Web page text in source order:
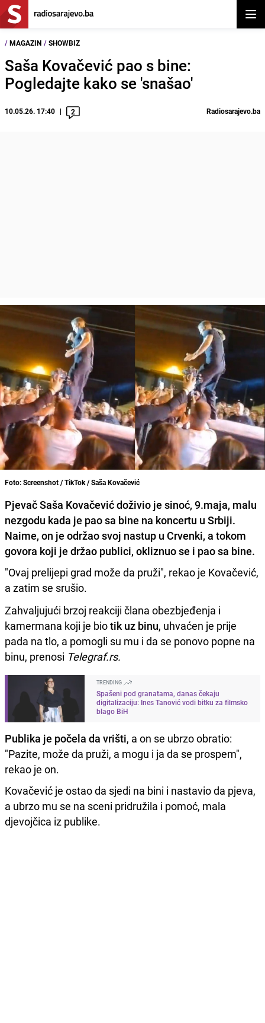
/ MAGAZIN / SHOWBIZ
Saša Kovačević pao s bine:
Pogledajte kako se 'snašao'
10.05.26. 17:40 2 Radiosarajevo.ba
Foto: Screenshot / TikTok / Saša Kovačević
Pjevač Saša Kovačević doživio je sinoć, 9.maja, malu
nezgodu kada je pao sa bine na koncertu u Srbiji.
Naime, on je održao svoj nastup u Crvenki, a tokom
govora koji je držao publici, okliznuo se i pao sa bine.
"Ovaj prelijepi grad može da pruži", rekao je Kovačević,
a zatim se srušio.
Zahvaljujući brzoj reakciji člana obezbjeđenja i
kamermana koji je biotik uz binu, uhvaćen je prije
pada na tlo, a pomogli su mu i da se ponovo popne na
binu, prenosi Telegraf.rs.
TRENDING
Spašeni pod granatama, danas čekaju
digitalizaciju: Ines Tanović vodi bitku za filmsko
blago BiH
Publika je počela da vrišti, a on se ubrzo obratio:
"Pazite, može da pruži, a mogu i ja da se prospem",
rekao je on.
Kovačević je ostao da sjedi na bini i nastavio da pjeva,
a ubrzo mu se na sceni pridružila i pomoć, mala
djevojčica iz publike.